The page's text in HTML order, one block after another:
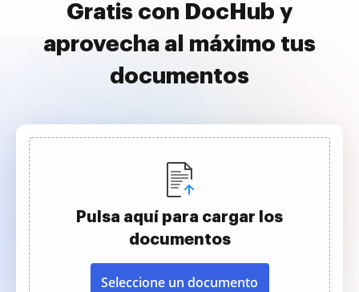
Gratis con DocHub y
aprovecha al máximo tus
documentos
Pulsa aquí para cargar los
documentos
Seleccione un documento